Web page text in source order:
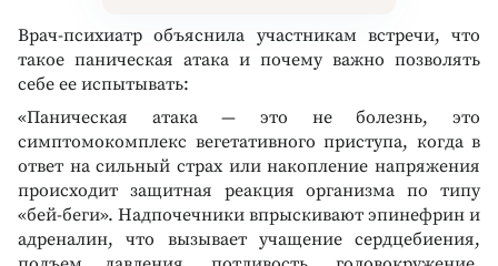
Врач-психиатр объяснила участникам встречи, что
такое паническая атака и почему важно позволять
себе ее испытывать:
«Паническая атака — это не болезнь, это
симптомокомплекс вегетативного приступа, когда в
ответ на сильный страх или накопление напряжения
происходит защитная реакция организма по типу
«бей-беги». Надпочечники впрыскивают эпинефрин и
адреналин, что вызывает учащение сердцебиения,